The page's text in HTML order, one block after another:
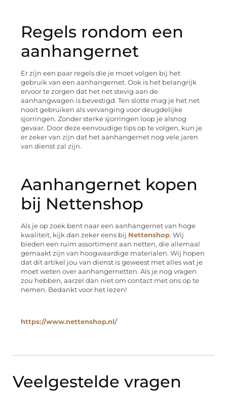
Regels rondom een
aanhangernet
Er zijn een paar regels die je moet volgen bij het
gebruik van een aanhangernet. Ook is het belangrijk
ervoor te zorgen dat het net stevig aan de
aanhangwagen is bevestigd. Ten slotte mag je het net
nooit gebruiken als vervanging voor deugdelijke
sjorringen. Zonder sterke sjorringen loop je alsnog
gevaar. Door deze eenvoudige tips op te volgen, kun je
er zeker van zijn dat het aanhangernet nog vele jaren
van dienst zal zijn.
Aanhangernet kopen
bij Nettenshop
Als je op zoek bent naar een aanhangernet van hoge
kwaliteit, kijk dan zeker eens bij Nettenshop. Wij
bieden een ruim assortiment aan netten, die allemaal
gemaakt zijn van hoogwaardige materialen. Wij hopen
dat dit artikel jou van dienst is geweest met alles wat je
moet weten over aanhangernetten. Als je nog vragen
zou hebben, aarzel dan niet om contact met ons op te
nemen. Bedankt voor het lezen!
https://www.nettenshop.nl/
Veelgestelde vragen